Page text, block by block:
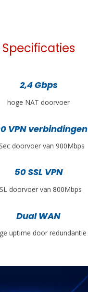
Specificaties
2,4 Gbps
hoge NAT doorvoer
VPN verbindingen
doorvoer van 900Mbps
50 SSL VPN
doorvoer van 800Mbps
Dual WAN
uptime door redundantie